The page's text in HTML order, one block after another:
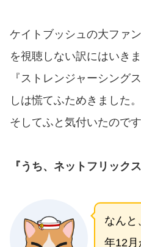
ケイトブッシュの大ファ
を視聴しない訳にはいきま
『ストレンジャーシング
しは慌てふためきました。
そしてふと気付いたのです
『うち、ネットフリック
なんと
年12月